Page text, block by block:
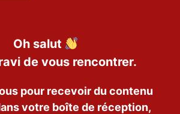
Oh salut
de vous rencontrer.
pour recevoir du contenu
votre boîte de réception,